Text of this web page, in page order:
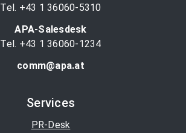
Tel. +43 1 36060-5310
APA-Salesdesk
Tel. +43 1 36060-1234
comm@apa.at
Services
PR-Desk